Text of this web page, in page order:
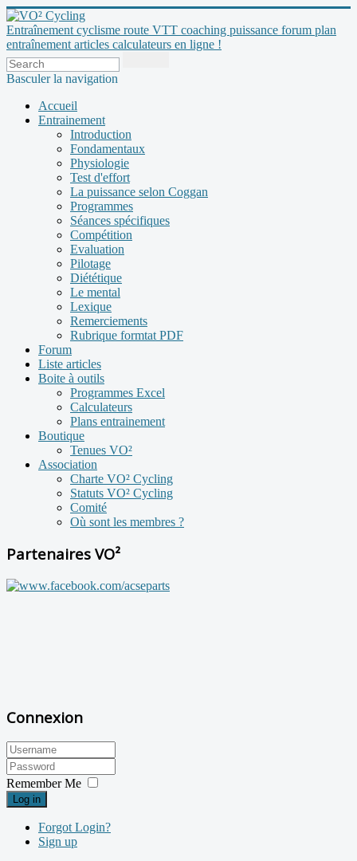
Entraînement cyclisme route VTT coaching puissance forum plan
entraînement articles calculateurs en ligne !
Basculer la navigation
Accueil
Entrainement
Introduction
Fondamentaux
Physiologie
Test d'effort
La puissance selon Coggan
Programmes
Séances spécifiques
Compétition
Evaluation
Pilotage
Diététique
Le mental
Lexique
Remerciements
Rubrique formtat PDF
Forum
Liste articles
Boite à outils
Programmes Excel
Calculateurs
Plans entrainement
Boutique
Tenues VO²
Association
Charte VO² Cycling
Statuts VO² Cycling
Comité
Où sont les membres ?
Partenaires VO²
Connexion
Remember Me
Log in
Forgot Login?
Sign up